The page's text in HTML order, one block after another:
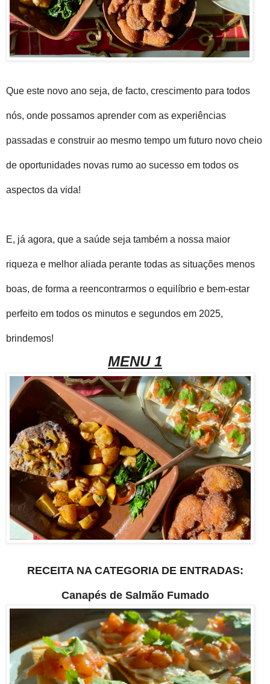
Que este novo ano seja, de facto, crescimento para todos
nós, onde possamos aprender com as experiências
passadas e construir ao mesmo tempo um futuro novo cheio
de oportunidades novas rumo ao sucesso em todos os
aspectos da vida!
E, já agora, que a saúde seja também a nossa maior
riqueza e melhor aliada perante todas as situações menos
boas, de forma a reencontrarmos o equilíbrio e bem-estar
perfeito em todos os minutos e segundos em 2025,
brindemos!
MENU 1
RECEITA NA CATEGORIA DE ENTRADAS:
Canapés de Salmão Fumado